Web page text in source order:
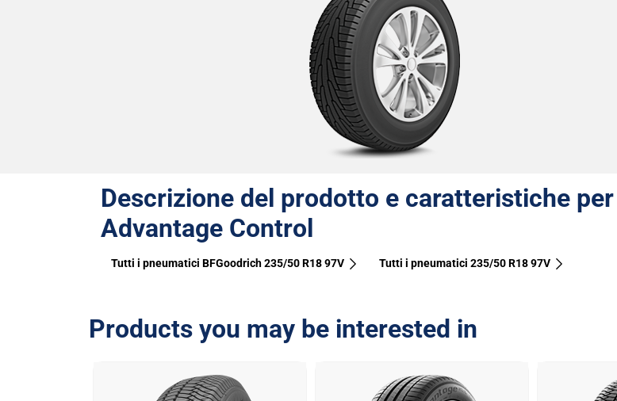
Descrizione del prodotto e caratteristiche per
Advantage Control
Tutti i pneumatici BFGoodrich 235/50 R18 97V Tutti i pneumatici‎ 235/50 R18 97V
Products you may be interested in